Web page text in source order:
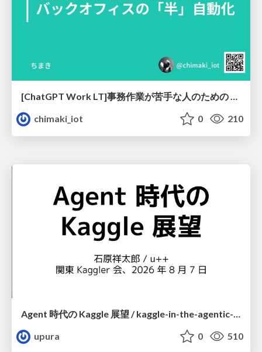
[ChatGPT Work LT]事務作業が苦手な人のための バックオフィスの「半」自動化
chimaki_iot
0 210
Agent 時代の Kaggle 展望 / kaggle-in-the-agentic-era
upura
0 510